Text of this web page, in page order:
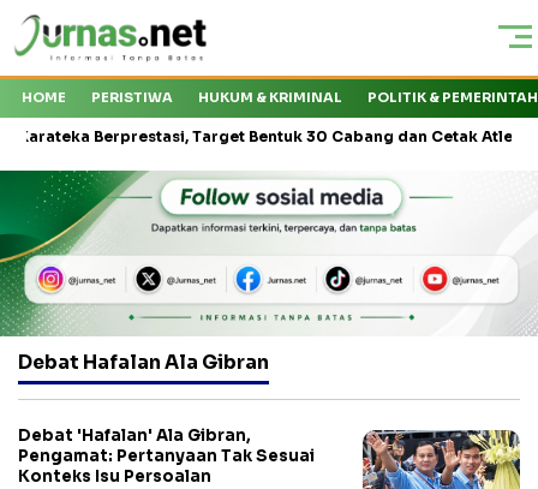
HOME PERISTIWA HUKUM & KRIMINAL POLITIK &
Berprestasi, Target Bentuk 30 Cabang dan Cetak Atlet Nasional
Debat Hafalan Ala Gibran
Debat 'Hafalan' Ala Gibran,
Pengamat: Pertanyaan Tak Sesuai
Konteks Isu Persoalan